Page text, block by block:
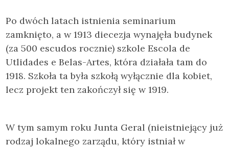
Po dwóch latach istnienia seminarium
zamknięto, a w 1913 diecezja wynajęła budynek
(za 500 escudos rocznie) szkole Escola de
Utlidades e Belas-Artes, która działała tam do
1918. Szkoła ta była szkołą wyłącznie dla kobiet,
lecz projekt ten zakończył się w 1919.
W tym samym roku Junta Geral (nieistniejący już
rodzaj lokalnego zarządu, który istniał w